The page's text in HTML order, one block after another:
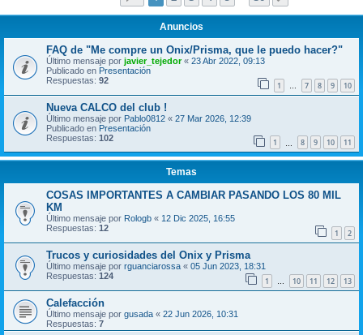
Anuncios
FAQ de "Me compre un Onix/Prisma, que le puedo hacer?"
Último mensaje por javier_tejedor« 23 Abr 2022, 09:13
Publicado en Presentación
Respuestas: 92 1 … 7 8 9 10
Nueva CALCO del club !
Último mensaje por Pablo0812 « 27 Mar 2026, 12:39
Publicado en Presentación
Respuestas: 102 1 8 9 10 11
Temas
COSAS IMPORTANTES A CAMBIAR PASANDO LOS 80 MIL
KM
Último mensaje por Rologb « 12 Dic 2025, 16:55
Respuestas: 12 1 2
Trucos y curiosidades del Onix y Prisma
Último mensaje por rguanciarossa « 05 Jun 2023, 18:31
Respuestas: 124 1 … 10 11 12 13
Calefacción
Último mensaje por gusada « 22 Jun 2026, 10:31
Respuestas: 7